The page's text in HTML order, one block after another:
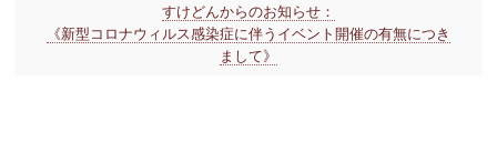
すけどんからのお知らせ：
《新型コロナウィルス感染症に伴うイベント開催の有無につき
まして》